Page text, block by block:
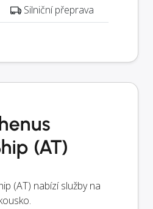
Silniční přeprava
(AT)
(AT) nabízí služby na